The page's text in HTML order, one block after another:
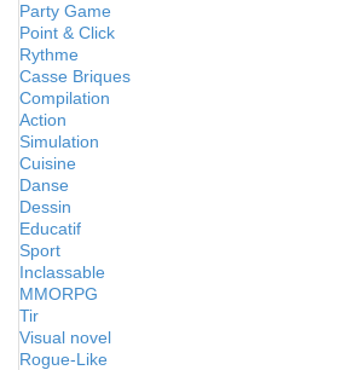
Party Game
Point & Click
Rythme
Casse Briques
Compilation
Action
Simulation
Cuisine
Danse
Dessin
Educatif
Sport
Inclassable
MMORPG
Tir
Visual novel
Rogue-Like